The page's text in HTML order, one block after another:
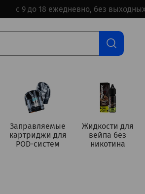
с 9 до 18 ежедневно, без выходных
Заправляемые
картриджи для
POD-систем
Жидкости для
вейпа без
никотина